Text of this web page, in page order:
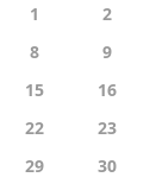
1
2
8
9
15
16
22
23
29 30